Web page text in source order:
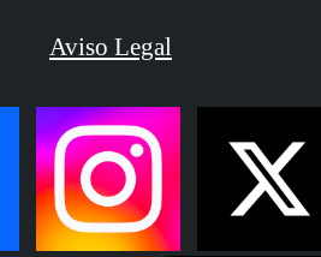
Aviso Legal